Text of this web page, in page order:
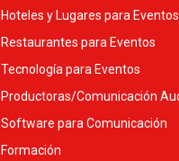
Hoteles y Lugares para Eventos
Restaurantes para Eventos
Tecnología para Eventos
Productoras/Comunicación
Software para Comunicación
Formación